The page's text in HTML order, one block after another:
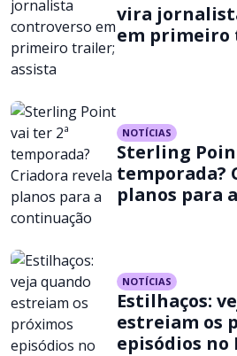
vira
em primeiro
NOTÍCIAS
Sterling
temporada?
planos para
NOTÍCIAS
Estilhaços:
estreiam os
episódios no